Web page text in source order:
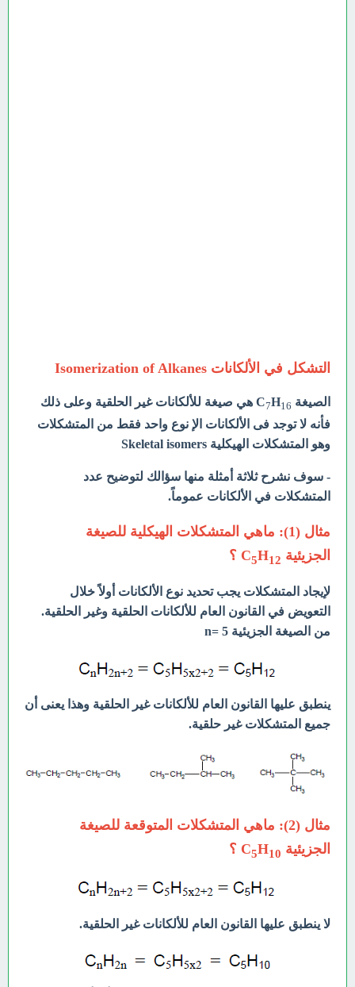
التشكل في الألكانات Isomerization of Alkanes
الصيغة C 7H16
هي صيغة للألكانات غير الحلقية وعلى ذلك
فأنه لا توجد فى الألكانات الإ نوع واحد فقط من المتشكلات
وهو المتشكلات الهيكلية Skeletal isomers
- سوف نشرح ثلاثة أمثلة منها سؤالك لتوضيح عدد
المتشكلات في الألكانات عموماً.
مثال (1): ماهي المتشكلات الهيكلية للصيغة
الجزيئية C
5H12 ؟
لإيجاد المتشكلات يجب تحديد نوع الألكانات أولاً خلال
التعويض في القانون العام للألكانات الحلقية وغير الحلقية.
من الصيغة الجزيئية n= 5
ينطبق عليها القانون العام للألكانات غير الحلقية وهذا يعنى أن
جميع المتشكلات غير حلقية.
مثال (2): ماهي المتشكلات المتوقعة للصيغة
الجزيئية C
5H10 ؟
لا ينطبق عليها القانون العام للألكانات غير الحلقية.